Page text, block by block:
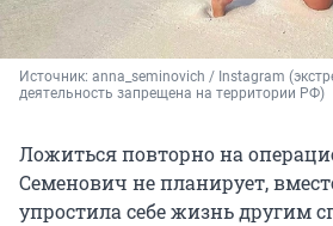
Источник: anna_seminovich / Instagram
деятельность запрещена на территории РФ)
Ложиться повторно на
Семенович не планирует,
упростила себе жизнь другим